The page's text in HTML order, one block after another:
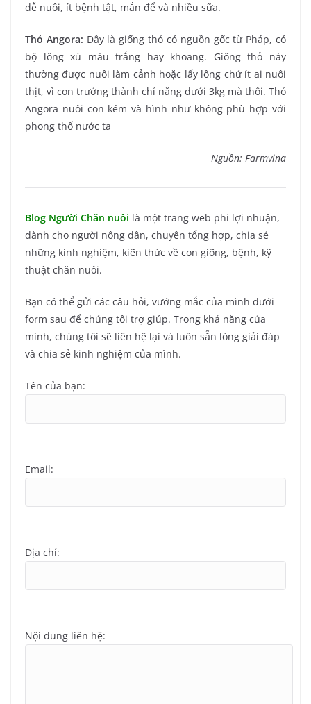
dễ nuôi, ít bệnh tật, mắn để và nhiều sữa.
Thỏ Angora: Đây là giống thỏ có nguồn gốc từ Pháp, có
bộ lông xù màu trắng hay khoang. Giống thỏ này
thường được nuôi làm cảnh hoặc lấy lông chứ ít ai nuôi
thịt, vì con trưởng thành chỉ năng dưới 3kg mà thôi. Thỏ
Angora nuôi con kém và hình như không phù hợp với
phong thổ nước ta
Nguồn: Farmvina
Blog Người Chăn nuôi là một trang web phi lợi nhuận,
dành cho người nông dân, chuyên tổng hợp, chia sẻ
những kinh nghiệm, kiến thức về con giống, bệnh, kỹ
thuật chăn nuôi.
Bạn có thể gửi các câu hỏi, vướng mắc của mình dưới
form sau để chúng tôi trợ giúp. Trong khả năng của
mình, chúng tôi sẽ liên hệ lại và luôn sẵn lòng giải đáp
và chia sẻ kinh nghiệm của mình.
Tên của bạn:
Email:
Địa chỉ:
Nội dung liên hệ: